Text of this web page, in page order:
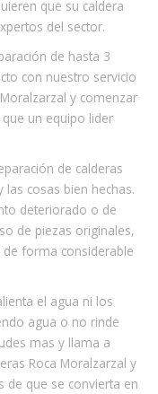
que su caldera
del sector.
de hasta 3
con nuestro servicio
y comenzar
un equipo lider
de calderas
las cosas bien hechas.
deteriorado o de
de piezas originales,
forma considerable
el agua ni los
agua o no rinde
mas y llama a
Roca Moralzarzal y
que se convierta en